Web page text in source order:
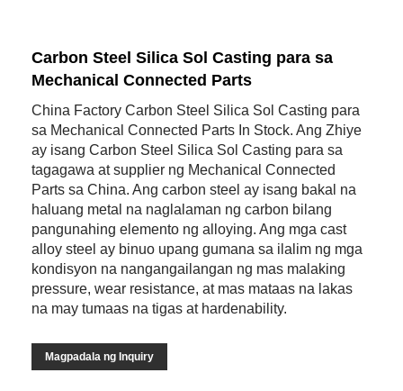
Carbon Steel Silica Sol Casting para sa
Mechanical Connected Parts
China Factory Carbon Steel Silica Sol Casting para
sa Mechanical Connected Parts In Stock. Ang Zhiye
ay isang Carbon Steel Silica Sol Casting para sa
tagagawa at supplier ng Mechanical Connected
Parts sa China. Ang carbon steel ay isang bakal na
haluang metal na naglalaman ng carbon bilang
pangunahing elemento ng alloying. Ang mga cast
alloy steel ay binuo upang gumana sa ilalim ng mga
kondisyon na nangangailangan ng mas malaking
pressure, wear resistance, at mas mataas na lakas
na may tumaas na tigas at hardenability.
Magpadala ng Inquiry